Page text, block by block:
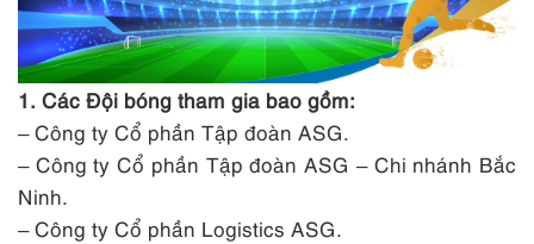
1. Các Đội bóng tham gia bao gồm:
– Công ty Cổ phần Tập đoàn ASG.
– Công ty Cổ phần Tập đoàn ASG – Chi nhánh Bắc
Ninh.
– Công ty Cổ phần Logistics ASG.